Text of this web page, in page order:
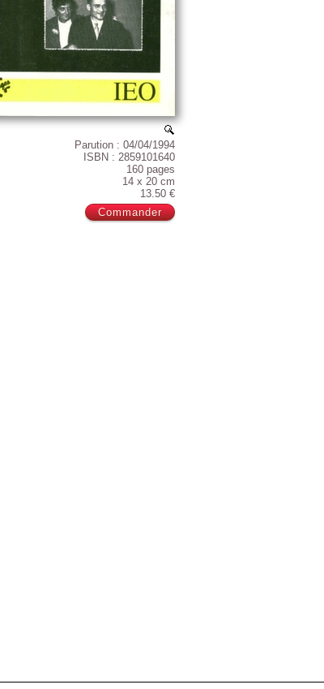
Parution : 04/04/1994
ISBN : 2859101640
160 pages
14 x 20 cm
13.50 €